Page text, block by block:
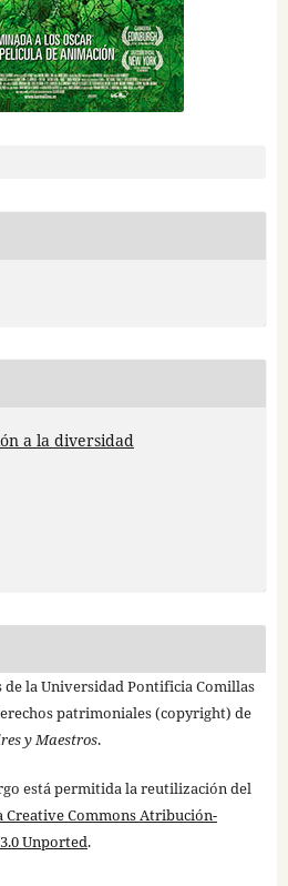
a la diversidad
de la Universidad Pontificia Comillas
patrimoniales (copyright) de
y Maestros.
está permitida la reutilización del
Creative Commons Atribución-
Unported.